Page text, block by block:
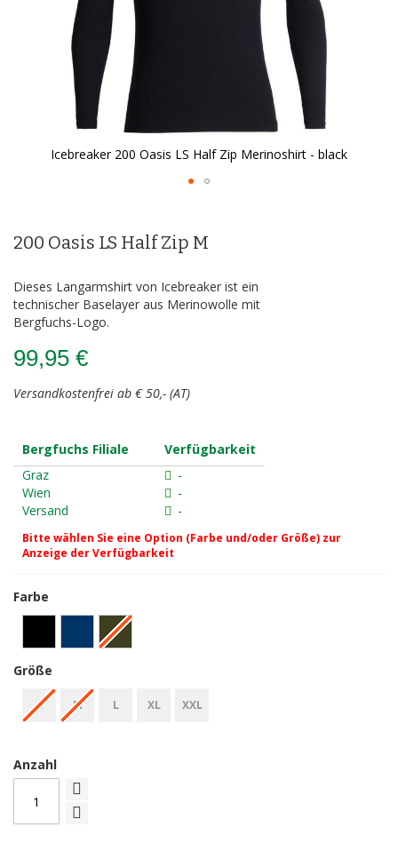
Icebreaker 200 Oasis LS Half Zip Merinoshirt - black
der
200 Oasis LS Half Zip M
Dieses Langarmshirt von Icebreaker ist ein
technischer Baselayer aus Merinowolle mit
Bergfuchs-Logo.
99,95 €
Versandkostenfrei ab € 50,- (AT)
Bergfuchs Filiale
Verfügbarkeit
Graz
-
Wien
-
Versand
-
Bitte wählen Sie eine Option (Farbe und/oder Größe) zur
Anzeige der Verfügbarkeit
Farbe
Größe
S M L XL XXL
Anzahl